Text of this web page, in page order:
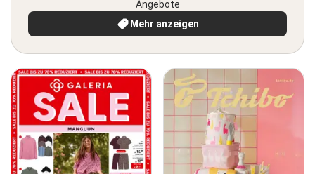
Angebote
Mehr anzeigen